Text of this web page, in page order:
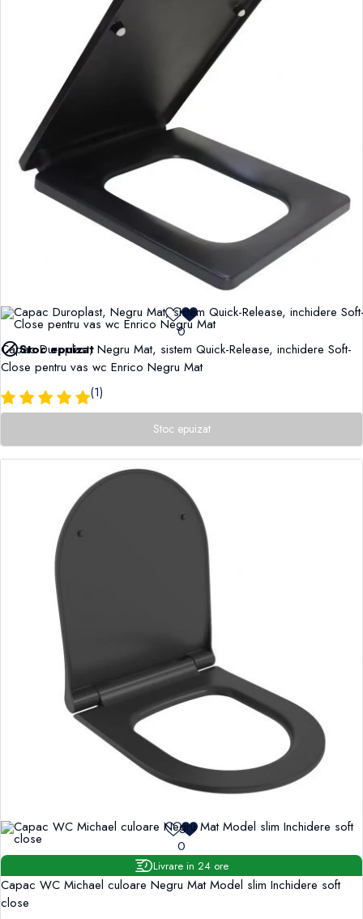
0
Stoc epuizat
Capac Duroplast, Negru Mat, sistem Quick-Release, inchidere Soft-
Close pentru vas wc Enrico Negru Mat
(1)
Stoc epuizat
0
Livrare in 24 ore
Capac WC Michael culoare Negru Mat Model slim Inchidere soft
close